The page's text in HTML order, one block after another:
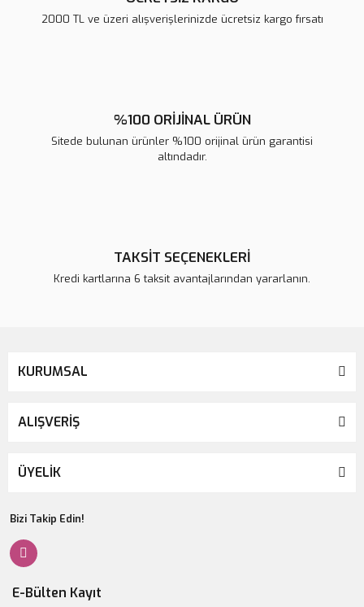
2000 TL ve üzeri alışverişlerinizde ücretsiz kargo fırsatı
%100 ORİJİNAL ÜRÜN
Sitede bulunan ürünler %100 orijinal ürün garantisi
altındadır.
TAKSİT SEÇENEKLERİ
Kredi kartlarına 6 taksit avantajlarından yararlanın.
KURUMSAL
ALIŞVERİŞ
ÜYELİK
Bizi Takip Edin!
E-Bülten Kayıt